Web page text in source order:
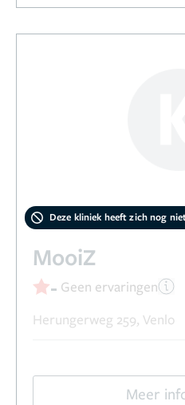
Deze kliniek heeft zich nog
MooiZ
- Geen ervaringen
Herungerweg 259, Venlo
Meer